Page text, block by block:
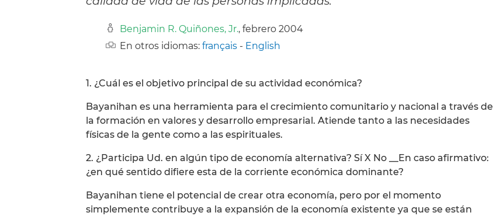
Benjamin R. Quiñones, Jr., febrero 2004
En otros idiomas: français - English
1. ¿Cuál es el objetivo principal de su actividad económica?
Bayanihan es una herramienta para el crecimiento comunitario y nacional a través de
la formación en valores y desarrollo empresarial. Atiende tanto a las necesidades
físicas de la gente como a las espirituales.
2. ¿Participa Ud. en algún tipo de economía alternativa? Sí X No __En caso afirmativo:
¿en qué sentido difiere esta de la corriente económica dominante?
Bayanihan tiene el potencial de crear otra economía, pero por el momento
simplemente contribuye a la expansión de la economía existente ya que se están